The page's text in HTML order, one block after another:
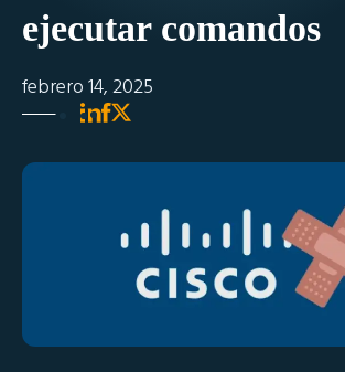
ejecutar comandos
febrero 14, 2025